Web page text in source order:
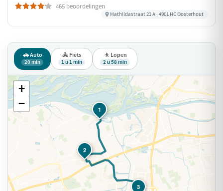
465 beoordelingen
Mathildastraat 21 A · 4901 HC Oosterhout
🚗 Auto
20 min
🚴 Fiets
1 u 1 min
🚶 Lopen
2 u 58 min
1
2
3
+
−